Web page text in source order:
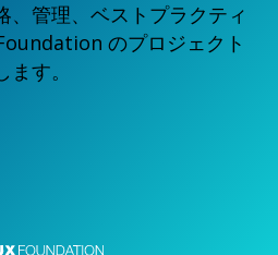
、管理、ベストプラクティ
のプロジェクト
す。